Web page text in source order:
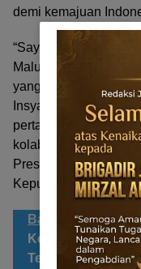
demi kemajuan
“Saya, atas nama
Maluku Utara,
yang kembali terpilih
InsyaAllah, kinerja
pertama, akan terus
kolaborasi PAPDESI
Presiden Prabowo,”
Kepulauan Sula ini.
Bacaan Sahabat
Ketahanan
Ternate Latih Ibu-